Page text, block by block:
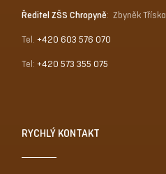
Ředitel ZŠS Chropyně: Zbyněk Tříska
Tel.+420 603 576 070
Tel:+420 573 355 075
RYCHLÝ KONTAKT